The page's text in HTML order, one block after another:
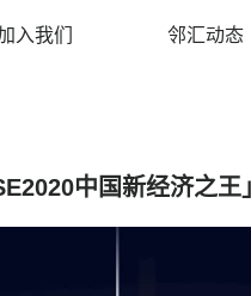
入我们 邻汇动态
中国新经济之王